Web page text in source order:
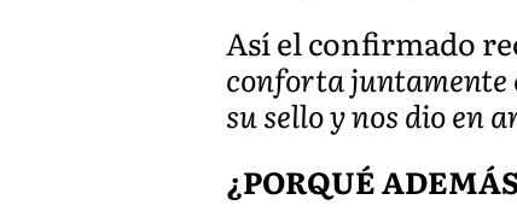
Así el confirmado
conforta juntamente
su sello y nos dio en
¿PORQUÉ